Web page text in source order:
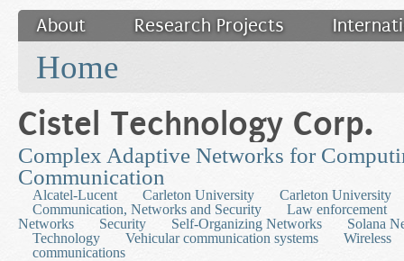
About Research Projects
Filler
Home
Cistel Technology Corp.
Complex Adaptive Networks for
Communication
Alcatel-Lucent Carleton University
Carleton University
Communication, Networks and Security
Law enforcement
Networks
Security Self-Organizing Networks
Solana
Technology
Vehicular communication systems
Wireless
communications